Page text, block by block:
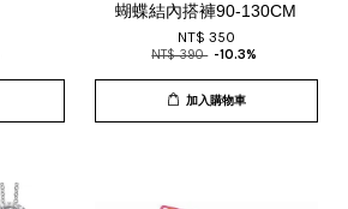
蝴蝶結內搭褲90-130CM
NT$ 350
NT$ 390 -10.3%
加入購物車